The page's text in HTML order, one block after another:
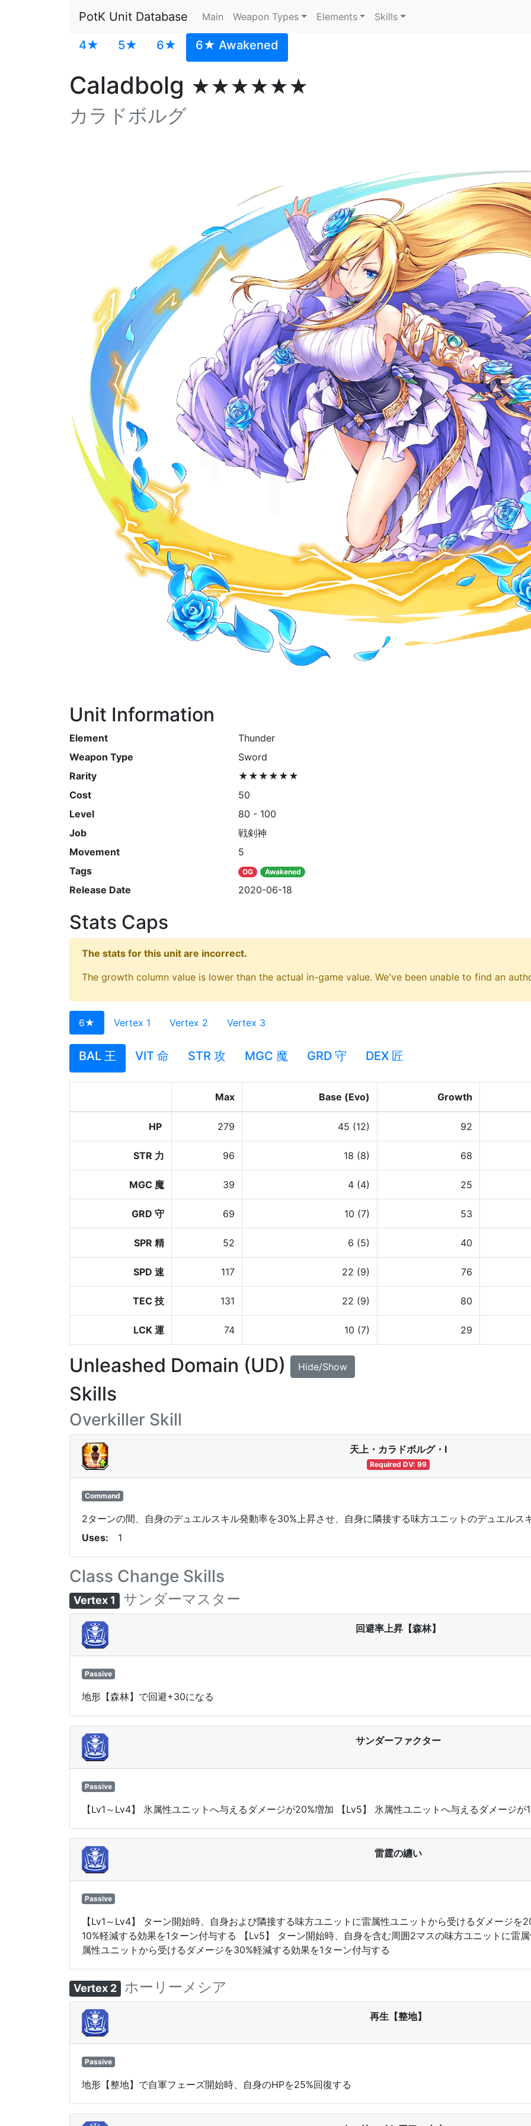
PotK Unit Database Main Weapon Types Elements Skills
4★ 5★ 6★ 6★ Awakened
Caladbolg ★★★★★★
カラドボルグ
Unit Information
Element
Thunder
Weapon Type
Sword
Rarity
★★★★★★
Cost
50
Level
80 - 100
Job
戦剣神
Movement
5
Tags
OG Awakened
Release Date 2020-06-18
Stats Caps
The stats for this unit are incorrect.
The growth column value is lower than the actual in-game value. We've been unable to find an
6★ Vertex 1 Vertex 2 Vertex 3
BAL 王 VIT 命 STR 攻 MGC 魔 GRD 守 DEX 匠
Max Base (Evo) Growth
HP 279 45 (12) 92
STR 力 96 18 (8) 68
MGC 魔 39 4 (4) 25
GRD 守 69 10 (7) 53
SPR 精 52 6 (5) 40
SPD 速 117 22 (9) 76
TEC 技 131 22 (9) 80
LCK 運 74 10 (7) 29
Unleashed Domain (UD) Hide/Show
Skills
Overkiller Skill
天上・カラドボルグ・Ⅰ
Required DV: 99
Command
2ターンの間、自身のデュエルスキル発動率を30%上昇させ、自身に隣接する味方ユニットのデュエルス
Uses
1
Class Change Skills
Vertex 1 サンダーマスター
回避率上昇【森林】
Passive
地形【森林】で回避+30になる
サンダーファクター
Passive
【Lv1～Lv4】 氷属性ユニットへ与えるダメージが20%増加 【Lv5】 氷属性ユニットへ与えるダメージが
雷霆の纏い
Passive
【Lv1～Lv4】 ターン開始時、自身および隣接する味方ユニットに雷属性ユニットから受けるダメージを
10%軽減する効果を1ターン付与する 【Lv5】 ターン開始時、自身を含む周囲2マスの味方ユニットに雷
属性ユニットから受けるダメージを30%軽減する効果を1ターン付与する
Vertex 2 ホーリーメシア
再生【整地】
Passive
地形【整地】で自軍フェーズ開始時、自身のHPを25%回復する